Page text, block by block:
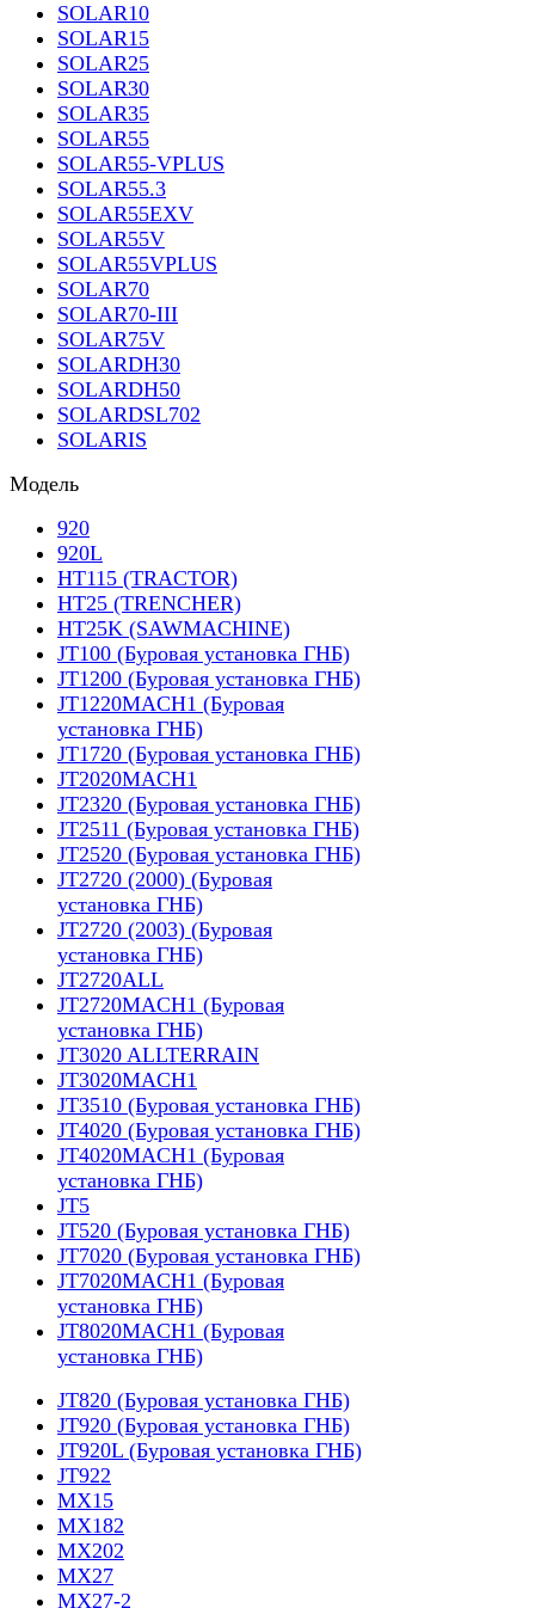
SOLAR10
SOLAR15
SOLAR25
SOLAR30
SOLAR35
SOLAR55
SOLAR55-VPLUS
SOLAR55.3
SOLAR55EXV
SOLAR55V
SOLAR55VPLUS
SOLAR70
SOLAR70-III
SOLAR75V
SOLARDH30
SOLARDH50
SOLARDSL702
SOLARIS
Модель
920
920L
HT115 (TRACTOR)
HT25 (TRENCHER)
HT25K (SAWMACHINE)
JT100 (Буровая установка ГНБ)
JT1200 (Буровая установка ГНБ)
JT1220MACH1 (Буровая
установка ГНБ)
JT1720 (Буровая установка ГНБ)
JT2020MACH1
JT2320 (Буровая установка ГНБ)
JT2511 (Буровая установка ГНБ)
JT2520 (Буровая установка ГНБ)
JT2720 (2000) (Буровая
установка ГНБ)
JT2720 (2003) (Буровая
установка ГНБ)
JT2720ALL
JT2720MACH1 (Буровая
установка ГНБ)
JT3020 ALLTERRAIN
JT3020MACH1
JT3510 (Буровая установка ГНБ)
JT4020 (Буровая установка ГНБ)
JT4020MACH1 (Буровая
установка ГНБ)
JT5
JT520 (Буровая установка ГНБ)
JT7020 (Буровая установка ГНБ)
JT7020MACH1 (Буровая
установка ГНБ)
JT8020MACH1 (Буровая
установка ГНБ)
JT820 (Буровая установка ГНБ)
JT920 (Буровая установка ГНБ)
JT920L (Буровая установка ГНБ)
JT922
MX15
MX182
MX202
MX27
MX27-2